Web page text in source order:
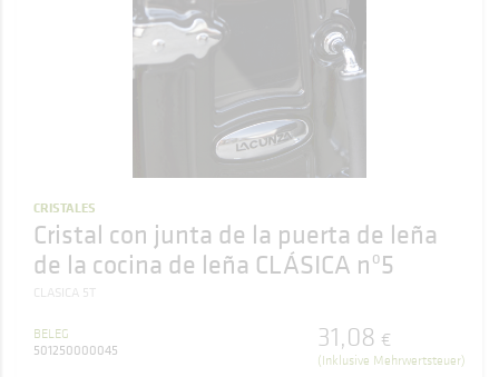
CRISTALES
Cristal con junta de la puerta de leña
de la cocina de leña CLÁSICA nº5
CLASICA 5T
BELEG
501250000045
31,08 €
(Inklusive Mehrwertsteuer)